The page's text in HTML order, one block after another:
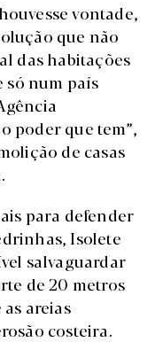
vontade,
que não
das habitações
só num país
poder que tem”,
de casas
para defender
Isolete
salvaguardar
de 20 metros
areias
costeira.